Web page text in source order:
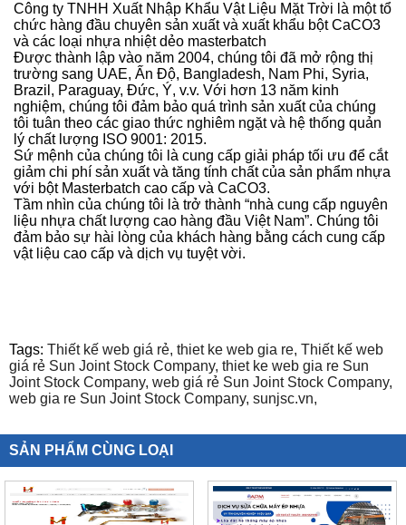
Công ty TNHH Xuất Nhập Khẩu Vật Liệu Mặt Trời là một tổ
chức hàng đầu chuyên sản xuất và xuất khẩu bột CaCO3
và các loại nhựa nhiệt dẻo masterbatch
Được thành lập vào năm 2004, chúng tôi đã mở rộng thị
trường sang UAE, Ấn Độ, Bangladesh, Nam Phi, Syria,
Brazil, Paraguay, Đức, Ý, v.v. Với hơn 13 năm kinh
nghiệm, chúng tôi đảm bảo quá trình sản xuất của chúng
tôi tuân theo các giao thức nghiêm ngặt và hệ thống quản
lý chất lượng ISO 9001: 2015.
Sứ mệnh của chúng tôi là cung cấp giải pháp tối ưu để cắt
giảm chi phí sản xuất và tăng tính chất của sản phẩm nhựa
với bột Masterbatch cao cấp và CaCO3.
Tầm nhìn của chúng tôi là trở thành “nhà cung cấp nguyên
liệu nhựa chất lượng cao hàng đầu Việt Nam”. Chúng tôi
đảm bảo sự hài lòng của khách hàng bằng cách cung cấp
vật liệu cao cấp và dịch vụ tuyệt vời.
Tags: Thiết kế web giá rẻ, thiet ke web gia re, Thiết kế web
giá rẻ Sun Joint Stock Company, thiet ke web gia re Sun
Joint Stock Company, web giá rẻ Sun Joint Stock Company,
web gia re Sun Joint Stock Company, sunjsc.vn,
SẢN PHẨM CÙNG LOẠI